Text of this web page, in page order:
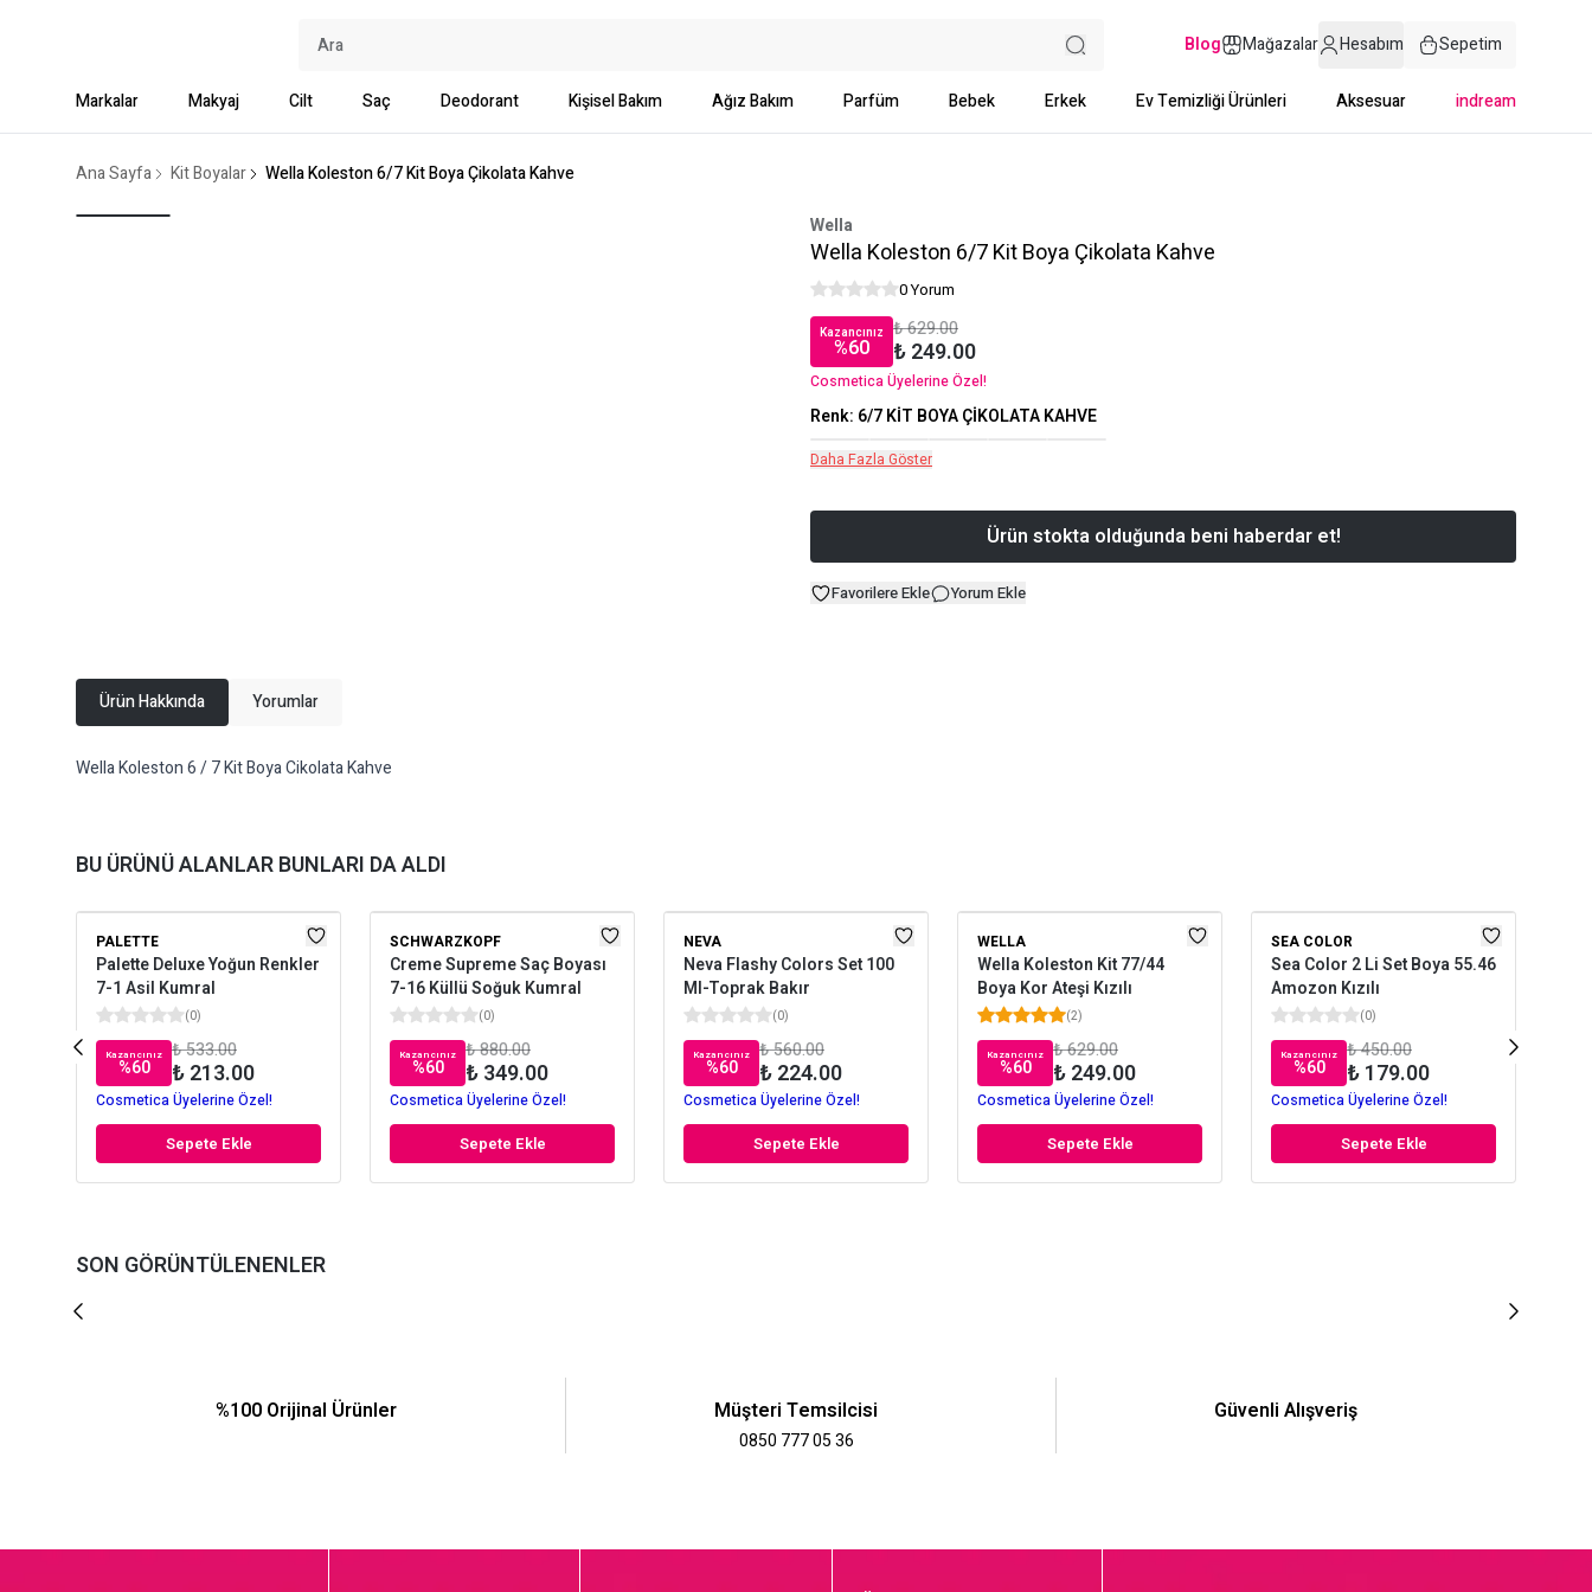
Blog Mağazalar Hesabım Sepetim
Markalar Makyaj Cilt Saç Deodorant Kişisel Bakım Ağız Bakım Parfüm Bebek Erkek Ev Temizliği Ürünleri Aksesuar indream
Ana Sayfa Kit Boyalar Wella Koleston 6/7 Kit Boya Çikolata Kahve
Wella
Wella Koleston 6/7 Kit Boya Çikolata Kahve
0 Yorum
Kazancınız
%60
₺ 629.00
₺ 249.00
Cosmetica Üyelerine Özel!
Renk: 6/7 KİT BOYA ÇİKOLATA KAHVE
Daha Fazla Göster
Ürün stokta olduğunda beni haberdar et!
Favorilere Ekle Yorum Ekle
Ürün Hakkında Yorumlar
Wella Koleston 6 / 7 Kit Boya Cikolata Kahve
BU ÜRÜNÜ ALANLAR BUNLARI DA ALDI
PALETTE
Palette Deluxe Yoğun Renkler
7-1 Asil Kumral
(0)
Kazancınız
%60
₺ 533.00
₺ 213.00
Cosmetica Üyelerine Özel!
Sepete Ekle
SCHWARZKOPF
Creme Supreme Saç Boyası
7-16 Küllü Soğuk Kumral
(0)
Kazancınız
%60
₺ 880.00
₺ 349.00
Cosmetica Üyelerine Özel!
Sepete Ekle
NEVA
Neva Flashy Colors Set 100
Ml-Toprak Bakır
(0)
Kazancınız
%60
₺ 560.00
₺ 224.00
Cosmetica Üyelerine Özel!
Sepete Ekle
WELLA
Wella Koleston Kit 77/44
Boya Kor Ateşi Kızılı
(2)
Kazancınız
%60
₺ 629.00
₺ 249.00
Cosmetica Üyelerine Özel!
Sepete Ekle
SEA COLOR
Sea Color 2 Li Set Boya 55.46
Amozon Kızılı
(0)
Kazancınız
%60
₺ 450.00
₺ 179.00
Cosmetica Üyelerine Özel!
Sepete Ekle
SON GÖRÜNTÜLENENLER
%100 Orijinal Ürünler Müşteri Temsilcisi
0850 777 05 36
Güvenli Alışveriş